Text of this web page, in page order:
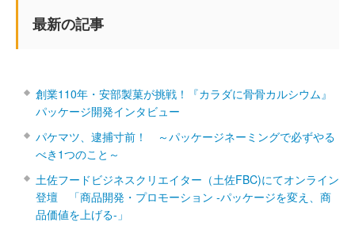
最新の記事
創業110年・安部製菓が挑戦！『カラダに骨骨カルシウム』
パッケージ開発インタビュー
パケマツ、逮捕寸前！ ～パッケージネーミングで必ずやる
べき1つのこと～
土佐フードビジネスクリエイター（土佐FBC)にてオンライン
登壇 「商品開発・プロモーション ‐パッケージを変え、商
品価値を上げる‐」